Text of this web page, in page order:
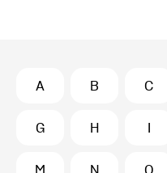
A B C
G H I